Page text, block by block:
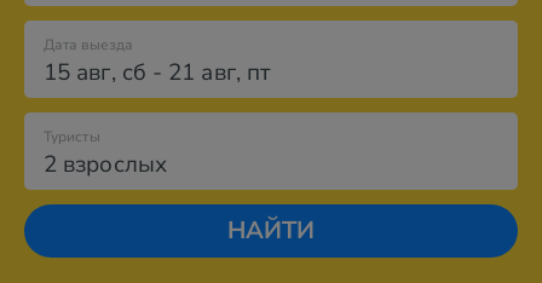
Дата выезда
15 авг, сб - 21 авг, пт
2 взрослых
Туристы
НАЙТИ